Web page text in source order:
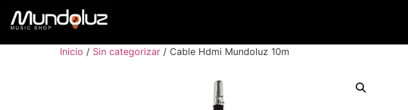
Inicio / Sin categorizar / Cable Hdmi Mundoluz 10m